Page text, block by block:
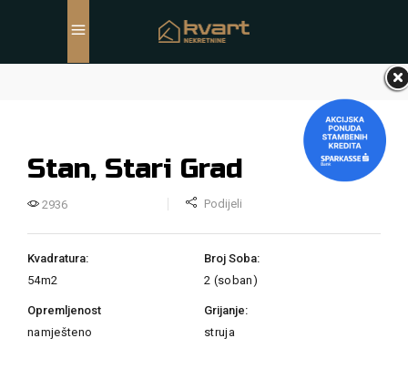
Stan, Stari Grad
2936 Podijeli
Kvadratura:
54m2
Broj Soba:
2 (soban)
Opremljenost
namješteno
Grijanje:
struja